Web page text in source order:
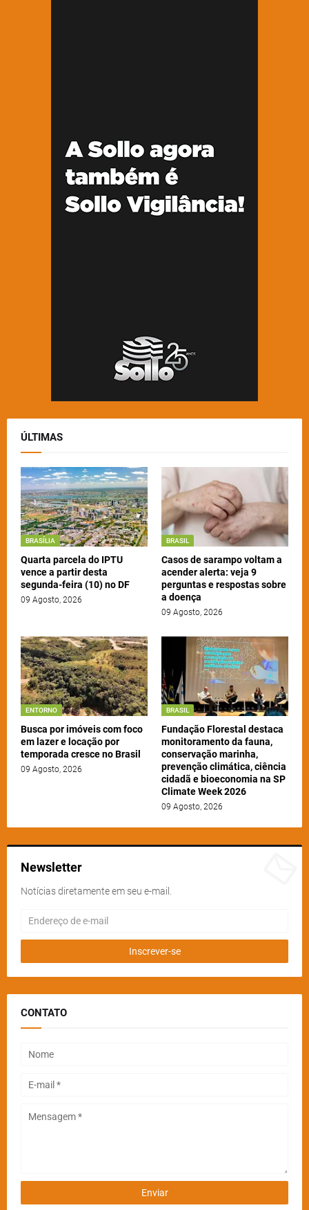
ÚLTIMAS
BRASÍLIA
Quarta parcela do IPTU
vence a partir desta
segunda-feira (10) no DF
09 Agosto, 2026
BRASIL
Casos de sarampo voltam a
acender alerta: veja 9
perguntas e respostas sobre
a doença
09 Agosto, 2026
ENTORNO
Busca por imóveis com foco
em lazer e locação por
temporada cresce no Brasil
09 Agosto, 2026
BRASIL
Fundação Florestal destaca
monitoramento da fauna,
conservação marinha,
prevenção climática, ciência
cidadã e bioeconomia na SP
Climate Week 2026
09 Agosto, 2026
Newsletter
Notícias diretamente em seu e-mail.
CONTATO